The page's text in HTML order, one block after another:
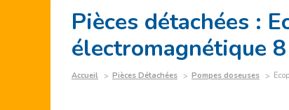
Pièces détachées :
électromagnétique
Accueil Pièces Détachées Pompes doseuses